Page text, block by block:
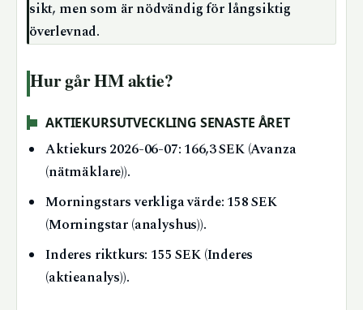
sikt, men som är nödvändig för långsiktig
överlevnad.
Hur går HM aktie?
AKTIEKURSUTVECKLING SENASTE ÅRET
Aktiekurs 2026-06-07: 166,3 SEK (Avanza
(nätmäklare)).
Morningstars verkliga värde: 158 SEK
(Morningstar (analyshus)).
Inderes riktkurs: 155 SEK (Inderes
(aktieanalys)).